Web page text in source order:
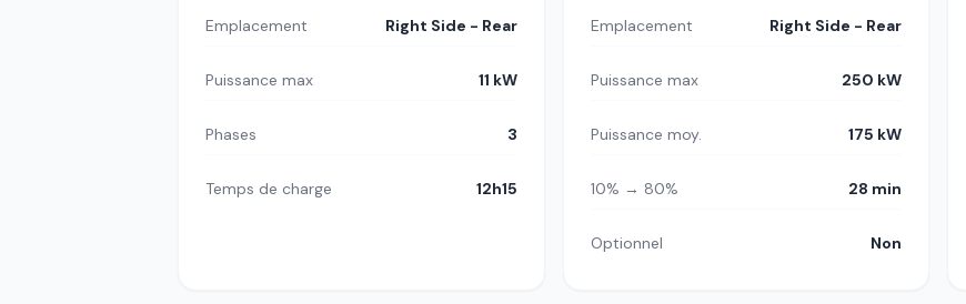
Emplacement Right Side - Rear
Puissance max 11 kW
Phases 3
Temps de charge 12h15
Emplacement Right Side - Rear
Puissance max 250 kW
Puissance moy. 175 kW
10% → 80% 28 min
Optionnel Non